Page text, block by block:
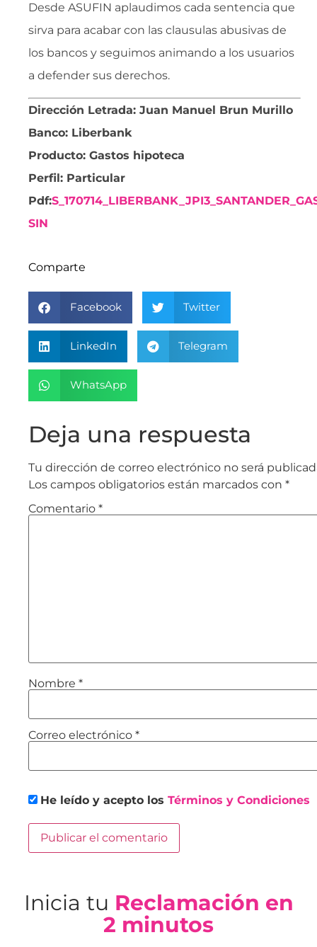
Desde ASUFIN aplaudimos cada sentencia que
sirva para acabar con las clausulas abusivas de
los bancos y seguimos animando a los usuarios
a defender sus derechos.
Dirección Letrada: Juan Manuel Brun Murillo
Banco: Liberbank
Producto: Gastos hipoteca
Perfil: Particular
Pdf:
SIN
Comparte
Facebook Twitter
LinkedIn Telegram
WhatsApp
Deja una respuesta
Tu dirección de correo electrónico no será
Los campos obligatorios están marcados con *
Comentario *
Nombre *
Correo electrónico *
He leído y acepto los Términos y Condiciones
Inicia tu Reclamación en
2 minutos